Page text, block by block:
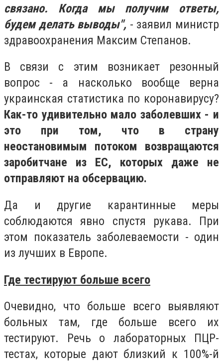
связано. Когда мы получим ответы,
будем делать выводы", - заявил министр
здравоохранения Максим Степанов.
В связи с этим возникает резонный
вопрос - а насколько вообще верна
украинская статистика по коронавирусу?
Как-то удивительно мало заболевших - и
это при том, что в страну
неостановимым потоком возвращаются
заробитчане из ЕС, которых даже не
отправляют на обсервацию.
Да и другие карантинные меры
соблюдаются явно спустя рукава. При
этом показатель заболеваемости - один
из лучших в Европе.
Где тестируют больше всего
Очевидно, что больше всего выявляют
больных там, где больше всего их
тестируют. Речь о лабораторных ПЦР-
тестах, которые дают близкий к 100%-й